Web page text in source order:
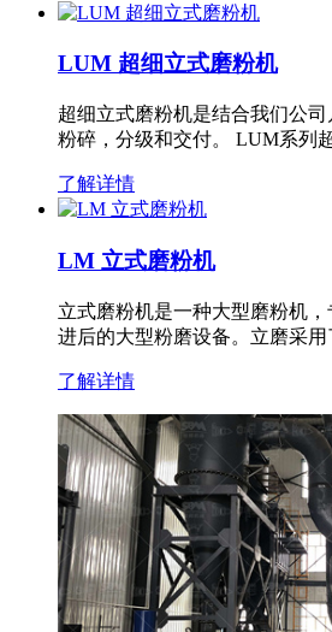
LUM 超细立式磨粉机
超细立式磨粉机是结合我们公
粉碎，分级和交付。 LUM系列
了解详情
LM 立式磨粉机
立式磨粉机是一种大型磨粉机
进后的大型粉磨设备。立磨采
了解详情